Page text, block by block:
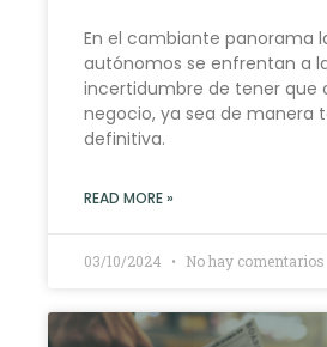
En el cambiante panorama
autónomos se enfrentan a
incertidumbre de tener que
negocio, ya sea de manera
definitiva.
READ MORE »
03/10/2024 No hay comentarios